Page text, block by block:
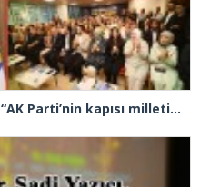
İl Başkanı Abdullah Özdemir: “AK Parti’nin kapısı milletine hizmet etmek isteyen herkese açıktır”